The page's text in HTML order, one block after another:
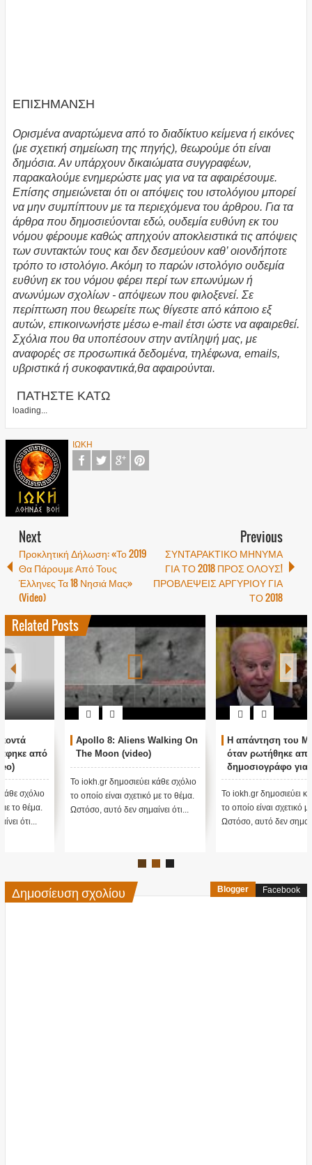
ΕΠΙΣΗΜΑΝΣΗ
Ορισμένα αναρτώμενα από το διαδίκτυο κείμενα ή εικόνες
(με σχετική σημείωση της πηγής), θεωρούμε ότι είναι
δημόσια. Αν υπάρχουν δικαιώματα συγγραφέων,
παρακαλούμε ενημερώστε μας για να τα αφαιρέσουμε.
Επίσης σημειώνεται ότι οι απόψεις του ιστολόγιου μπορεί
να μην συμπίπτουν με τα περιεχόμενα του άρθρου. Για τα
άρθρα που δημοσιεύονται εδώ, ουδεμία ευθύνη εκ του
νόμου φέρουμε καθώς απηχούν αποκλειστικά τις απόψεις
των συντακτών τους και δεν δεσμεύουν καθ’ οιονδήποτε
τρόπο το ιστολόγιο. Ακόμη το παρών ιστολόγιο ουδεμία
ευθύνη εκ του νόμου φέρει περί των επωνύμων ή
ανωνύμων σχολίων - απόψεων που φιλοξενεί. Σε
περίπτωση που θεωρείτε πως θίγεστε από κάποιο εξ
αυτών, επικοινωνήστε μέσω e-mail έτσι ώστε να αφαιρεθεί.
Σχόλια που θα υποπέσουν στην αντίληψή μας, με
αναφορές σε προσωπικά δεδομένα, τηλέφωνα, emails,
υβριστικά ή συκοφαντικά,θα αφαιρούνται.
ΠΑΤΗΣΤΕ ΚΑΤΩ
loading...
ΙΩΚΗ
Next
Προκλητική Δήλωση: «Το 2019
Θα Πάρουμε Από Τους
Έλληνες Τα 18 Νησιά Μας»
(Video)
Previous
ΣΥΝΤΑΡΑΚΤΙΚΟ ΜΗΝΥΜΑ
ΓΙΑ ΤΟ 2018 ΠΡΟΣ ΟΛΟΥΣ!
ΠΡΟΒΛΕΨΕΙΣ ΑΡΓΥΡΙΟΥ ΓΙΑ
ΤΟ 2018
Related Posts
Apollo 8: Aliens Walking On
The Moon (video)
Το iokh.gr δημοσιεύει κάθε σχόλιο
το οποίο είναι σχετικό με το θέμα.
Ωστόσο, αυτό δεν σημαίνει ότι...
Η απάντηση του Μπάιντεν
όταν ρωτήθηκε από
δημοσιογράφο για τις
αναφορές που υπάρχουν
για τα UFO (Video)
Το iokh.gr δημοσιεύει κάθε σχόλιο
το οποίο είναι σχετικό με το θέμα.
Ωστόσο, αυτό δεν σημαίνει ότι ...
Δημοσίευση σχολίου Blogger Facebook